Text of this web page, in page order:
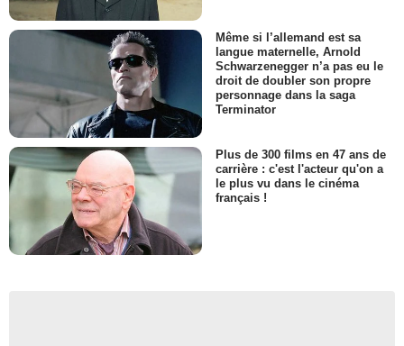
Même si l’allemand est sa
langue maternelle, Arnold
Schwarzenegger n’a pas eu le
droit de doubler son propre
personnage dans la saga
Terminator
Plus de 300 films en 47 ans de
carrière : c'est l'acteur qu'on a
le plus vu dans le cinéma
français !